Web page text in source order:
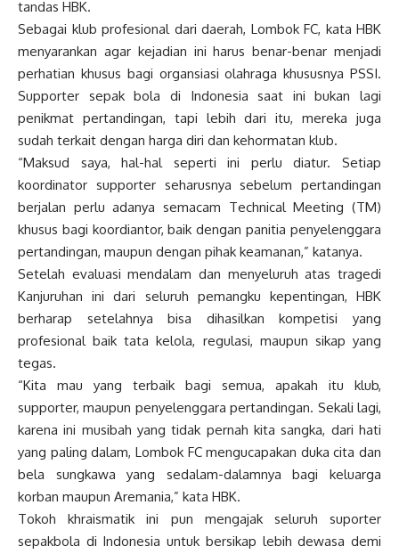
tandas HBK.
Sebagai klub profesional dari daerah, Lombok FC, kata HBK
menyarankan agar kejadian ini harus benar-benar menjadi
perhatian khusus bagi organsiasi olahraga khususnya PSSI.
Supporter sepak bola di Indonesia saat ini bukan lagi
penikmat pertandingan, tapi lebih dari itu, mereka juga
sudah terkait dengan harga diri dan kehormatan klub.
“Maksud saya, hal-hal seperti ini perlu diatur. Setiap
koordinator supporter seharusnya sebelum pertandingan
berjalan perlu adanya semacam Technical Meeting (TM)
khusus bagi koordiantor, baik dengan panitia penyelenggara
pertandingan, maupun dengan pihak keamanan,” katanya.
Setelah evaluasi mendalam dan menyeluruh atas tragedi
Kanjuruhan ini dari seluruh pemangku kepentingan, HBK
berharap setelahnya bisa dihasilkan kompetisi yang
profesional baik tata kelola, regulasi, maupun sikap yang
tegas.
“Kita mau yang terbaik bagi semua, apakah itu klub,
supporter, maupun penyelenggara pertandingan. Sekali lagi,
karena ini musibah yang tidak pernah kita sangka, dari hati
yang paling dalam, Lombok FC mengucapakan duka cita dan
bela sungkawa yang sedalam-dalamnya bagi keluarga
korban maupun Aremania,” kata HBK.
Tokoh khraismatik ini pun mengajak seluruh suporter
sepakbola di Indonesia untuk bersikap lebih dewasa demi